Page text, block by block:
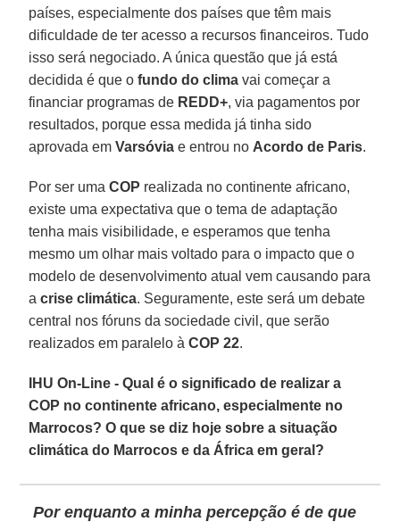
países, especialmente dos países que têm mais
dificuldade de ter acesso a recursos financeiros. Tudo
isso será negociado. A única questão que já está
decidida é que ofundo do clima vai começar a
financiar programas de REDD+, via pagamentos por
resultados, porque essa medida já tinha sido
aprovada emVarsóvia e entrou no Acordo de Paris.
Por ser umaCOP realizada no continente africano,
existe uma expectativa que o tema de adaptação
tenha mais visibilidade, e esperamos que tenha
mesmo um olhar mais voltado para o impacto que o
modelo de desenvolvimento atual vem causando para
acrise climática. Seguramente, este será um debate
central nos fóruns da sociedade civil, que serão
realizados em paralelo àCOP 22.
IHU On-Line - Qual é o significado de realizar a
COP no continente africano, especialmente no
Marrocos? O que se diz hoje sobre a situação
climática do Marrocos e da África em geral?
Por enquanto a minha percepção é de que